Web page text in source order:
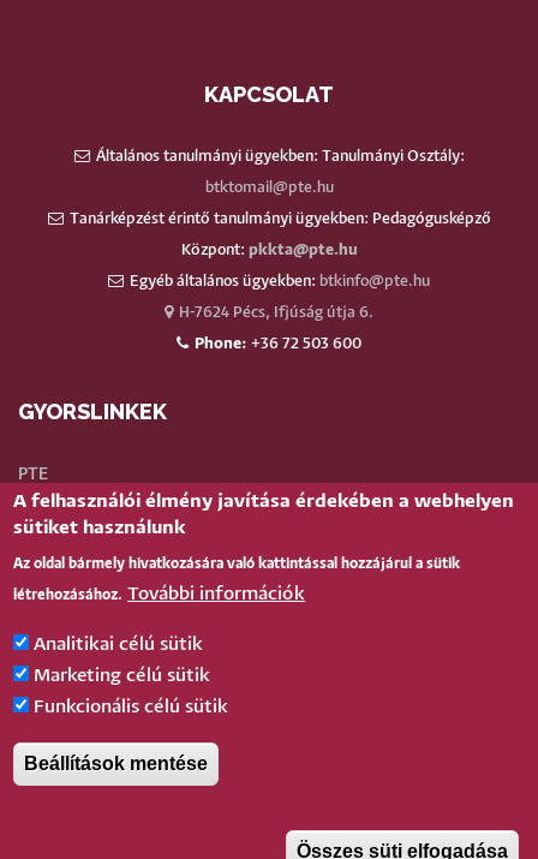
KAPCSOLAT
Általános tanulmányi ügyekben: Tanulmányi Osztály:
btktomail@pte.hu
Tanárképzést érintő tanulmányi ügyekben: Pedagógusképző
Központ: pkkta@pte.hu
Egyéb általános ügyekben: btkinfo@pte.hu
H-7624 Pécs, Ifjúság útja 6.
Phone: +36 72 503 600
GYORSLINKEK
PTE
Neptun
Webmail
Telefonkönyv
Teams
TÉR (oktatói)
BELÉPÉS
Bejelentkezés
Pécsi Tudományegyetem |
- 2020.
A felhasználói élmény javítása érdekében a webhelyen
sütiket használunk
Az oldal bármely hivatkozására való kattintással hozzájárul a sütik
létrehozásához. További információk
Analitikai célú sütik
Marketing célú sütik
Funkcionális célú sütik
Beállítások mentése
Összes süti elfogadása